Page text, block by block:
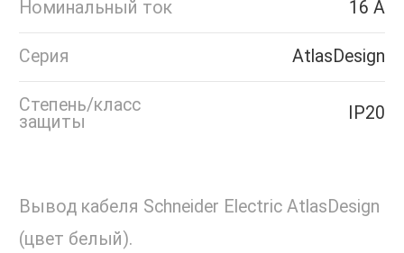
Номинальный ток 16 А
Серия AtlasDesign
Степень/класс
защиты
IP20
Вывод кабеля Schneider Electric AtlasDesign
(цвет белый).